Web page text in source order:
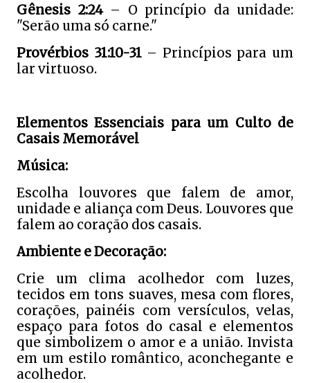
Gênesis 2:24– O princípio da unidade:
"Serão uma só carne."
Provérbios 31:10-31– Princípios para um
lar virtuoso.
Elementos Essenciais para um Culto de
Casais Memorável
Música:
Escolha louvores que falem de amor,
unidade e aliança com Deus. Louvores que
falem ao coração dos casais.
Ambiente e Decoração:
Crie um clima acolhedor com luzes,
tecidos em tons suaves, mesa com flores,
corações, painéis com versículos, velas,
espaço para fotos do casal e elementos
que simbolizem o amor e a união. Invista
em um estilo romântico, aconchegante e
acolhedor.